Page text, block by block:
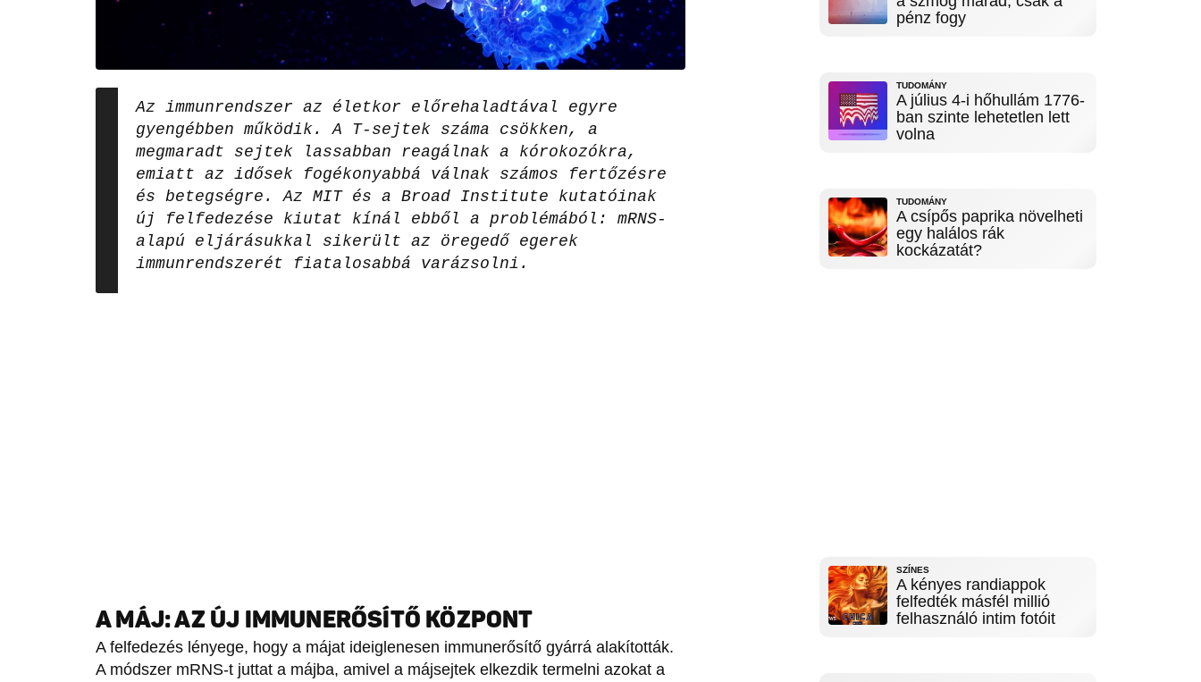
Az immunrendszer az életkor előrehaladtával egyre
gyengébben működik. A T-sejtek száma csökken, a
megmaradt sejtek lassabban reagálnak a kórokozókra,
emiatt az idősek fogékonyabbá válnak számos fertőzésre
és betegségre. Az MIT és a Broad Institute kutatóinak
új felfedezése kiutat kínál ebből a problémából: mRNS-
alapú eljárásukkal sikerült az öregedő egerek
immunrendszerét fiatalosabbá varázsolni.
A MÁJ: AZ ÚJ IMMUNERŐSÍTŐ KÖZPONT
A felfedezés lényege, hogy a májat ideiglenesen immunerősítő gyárrá alakították.
A módszer mRNS-t juttat a májba, amivel a májsejtek elkezdik termelni azokat a
pénz fogy
TUDOMÁNY
A július 4-i hőhullám 1776-
ban szinte lehetetlen lett
volna
TUDOMÁNY
A csípős paprika növelheti
egy halálos rák
kockázatát?
SZÍNES
A kényes randiappok
felfedték másfél millió
felhasználó intim fotóit